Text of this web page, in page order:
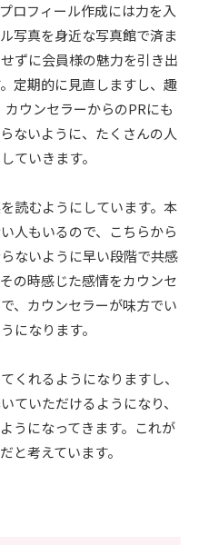
ロフィール作成には力を入
写真を身近な写真館で済ま
ずに会員様の魅力を引き出
定期的に見直しますし、趣
ウンセラーからのPRにも
ないように、たくさんの人
ていきます。
読むようにしています。本
人もいるので、こちらから
ないように早い段階で共感
の時感じた感情をカウンセ
、カウンセラーが味方でい
になります。
くれるようになりますし、
ていただけるようになり、
うになってきます。これが
と考えています。